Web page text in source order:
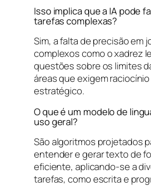
Isso implica que a IA pode
tarefas complexas?
Sim, a falta de precisão em
complexos como o xadrez
questões sobre os limites
áreas que exigem raciocínio
estratégico.
O que é um modelo de
uso geral?
São algoritmos projetados
entender e gerar texto de
eficiente, aplicando-se a
tarefas, como escrita e